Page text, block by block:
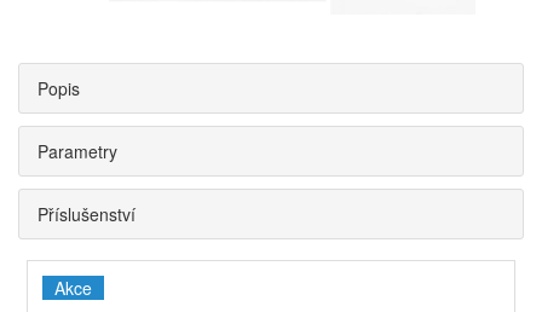
Popis
Parametry
Příslušenství
Akce